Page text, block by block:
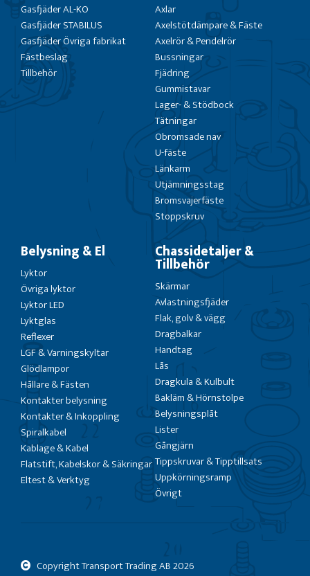
Gasfjäder AL-KO
Gasfjäder STABILUS
Gasfjäder Övriga fabrikat
Fästbeslag
Tillbehör
Axlar
Axelstötdämpare & Fäste
Axelrör & Pendelrör
Bussningar
Fjädring
Gummistavar
Lager- & Stödbock
Tätningar
Obromsade nav
U-fäste
Länkarm
Utjämningsstag
Bromsvajerfäste
Stoppskruv
Belysning & El
Lyktor
Övriga lyktor
Lyktor LED
Lyktglas
Reflexer
LGF & Varningskyltar
Glödlampor
Hållare & Fästen
Kontakter belysning
Kontakter & Inkoppling
Spiralkabel
Kablage & Kabel
Flatstift, Kabelskor & Säkringar
Eltest & Verktyg
Chassidetaljer &
Tillbehör
Skärmar
Avlastningsfjäder
Flak, golv & vägg
Dragbalkar
Handtag
Lås
Dragkula & Kulbult
Bakläm & Hörnstolpe
Belysningsplåt
Lister
Gångjärn
Tippskruvar & Tipptillsats
Uppkörningsramp
Övrigt
Copyright Transport Trading AB2026